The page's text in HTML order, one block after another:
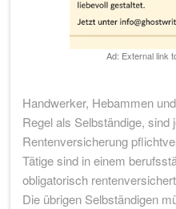
Ad: External link
Handwerker, Hebammen
Regel als Selbständige,
Rentenversicherung
Tätige sind in einem
obligatorisch
Die übrigen Selbständigen